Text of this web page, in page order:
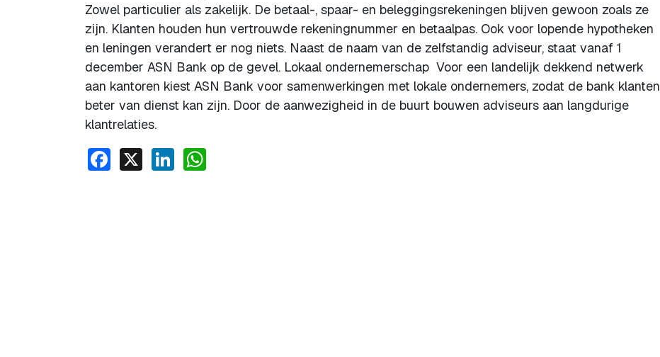
Zowel particulier als zakelijk. De betaal-, spaar- en beleggingsrekeningen blijven gewoon zoals ze
zijn. Klanten houden hun vertrouwde rekeningnummer en betaalpas. Ook voor lopende hypotheken
en leningen verandert er nog niets. Naast de naam van de zelfstandig adviseur, staat vanaf 1
december ASN Bank op de gevel. Lokaal ondernemerschap Voor een landelijk dekkend netwerk
aan kantoren kiest ASN Bank voor samenwerkingen met lokale ondernemers, zodat de bank klanten
beter van dienst kan zijn. Door de aanwezigheid in de buurt bouwen adviseurs aan langdurige
klantrelaties.
Facebook
X LinkedIn